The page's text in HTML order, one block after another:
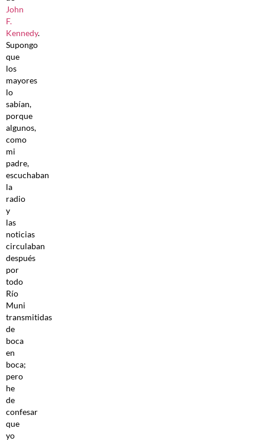
John
F.
Kennedy.
Supongo
que
los
mayores
lo
sabían,
porque
algunos,
como
mi
padre,
escuchaban
la
radio
y
las
noticias
circulaban
después
por
todo
Río
Muni
transmitidas
de
boca
en
boca;
pero
he
de
confesar
que
yo